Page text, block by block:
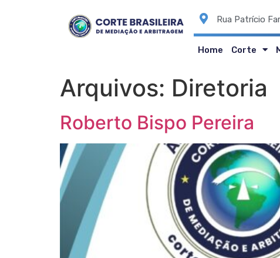
Rua Patrício
Home Corte
Arquivos: Diretoria
Roberto Bispo Pereira